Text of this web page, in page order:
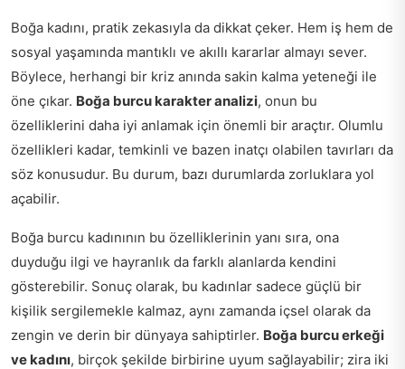
Boğa kadını, pratik zekasıyla da dikkat çeker. Hem iş hem de
sosyal yaşamında mantıklı ve akıllı kararlar almayı sever.
Böylece, herhangi bir kriz anında sakin kalma yeteneği ile
öne çıkar. Boğa burcu karakter analizi, onun bu
özelliklerini daha iyi anlamak için önemli bir araçtır. Olumlu
özellikleri kadar, temkinli ve bazen inatçı olabilen tavırları da
söz konusudur. Bu durum, bazı durumlarda zorluklara yol
açabilir.
Boğa burcu kadınının bu özelliklerinin yanı sıra, ona
duyduğu ilgi ve hayranlık da farklı alanlarda kendini
gösterebilir. Sonuç olarak, bu kadınlar sadece güçlü bir
kişilik sergilemekle kalmaz, aynı zamanda içsel olarak da
zengin ve derin bir dünyaya sahiptirler. Boğa burcu erkeği
ve kadını, birçok şekilde birbirine uyum sağlayabilir; zira iki